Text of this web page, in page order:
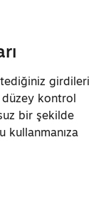
girdileri
kontrol
bir şekilde
kullanmanıza